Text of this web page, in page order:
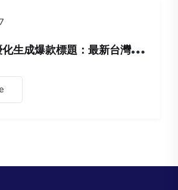
連
江縣網站優化生成爆款標題：最新台灣關鍵詞策略大公開